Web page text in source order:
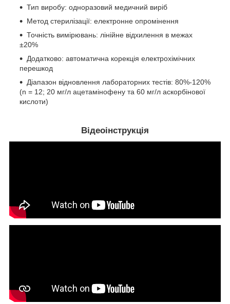
Тип виробу: одноразовий медичний виріб
Метод стерилізації: електронне опромінення
Точність вимірювань: лінійне відхилення в межах
±20%
Додатково: автоматична корекція електрохімічних
перешкод
Діапазон відновлення лабораторних тестів: 80%-120%
(n = 12; 20 мг/л ацетамінофену та 60 мг/л аскорбінової
кислоти)
Відеоінструкція